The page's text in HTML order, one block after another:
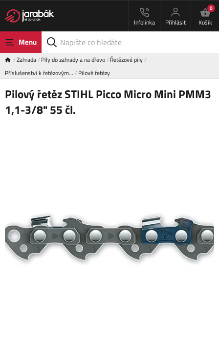
Infolinka Přihlásit
0
Košík
Menu
Zahrada Pily do zahrady a na dřevo Řetězové pily
Příslušenství k řetězovým…
Pilové řetězy
Pilový řetěz STIHL Picco Micro Mini PMM3
1,1-3/8" 55 čl.